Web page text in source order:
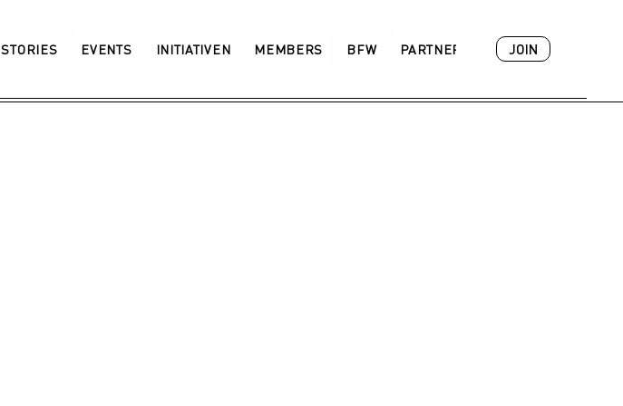
STORIES EVENTS INITIATIVEN MEMBERS BFW PARTNER ACADEMY
JOIN